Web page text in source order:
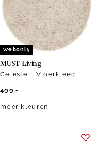
webonly
MUST Living
Celeste L Vloerkleed
499.-
meer kleuren